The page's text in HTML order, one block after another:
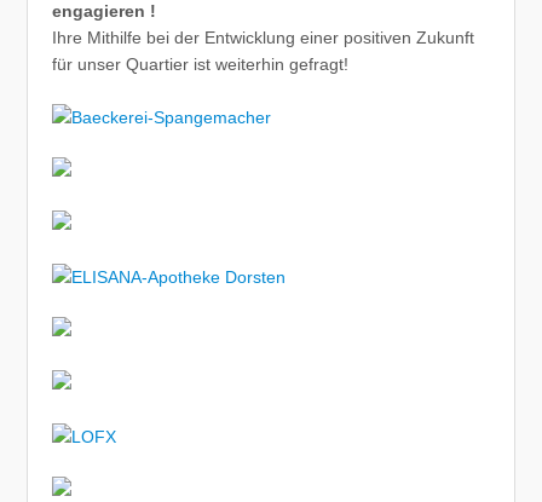
engagieren !
Ihre Mithilfe bei der Entwicklung einer positiven Zukunft
für unser Quartier ist weiterhin gefragt!